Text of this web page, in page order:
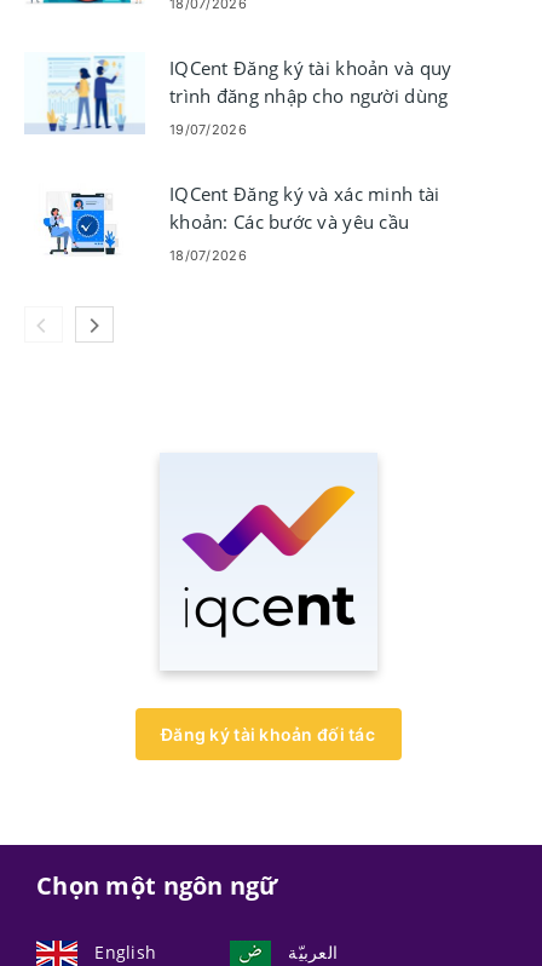
18/07/2026
IQCent Đăng ký tài khoản và quy
trình đăng nhập cho người dùng
mới
19/07/2026
IQCent Đăng ký và xác minh tài
khoản: Các bước và yêu cầu
18/07/2026
Đăng ký tài khoản đối tác
Chọn một ngôn ngữ
English العربيّة